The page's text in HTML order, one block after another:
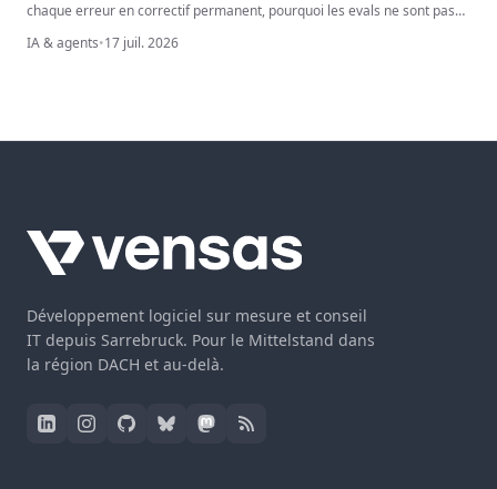
chaque erreur en correctif permanent, pourquoi les evals ne sont pas
l'échafaudage à mesure que les modèles s'améliorent.
IA & agents•17 juil. 2026
Développement logiciel sur mesure et conseil
IT depuis Sarrebruck. Pour le Mittelstand dans
la région DACH et au-delà.